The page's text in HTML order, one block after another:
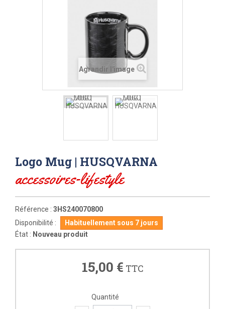
Agrandir l'image
Logo Mug | HUSQVARNA
accessoires-lifestyle
Référence : 3HS240070800
Disponibilité :
Habituellement sous 7 jours
État : Nouveau produit
15,00 € TTC
Quantité